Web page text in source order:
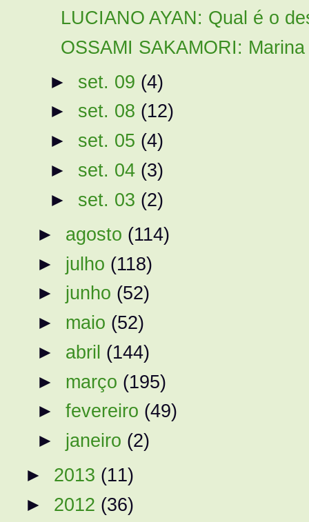
LUCIANO AYAN: Qual é o
OSSAMI SAKAMORI:
► set. 09 (4)
► set. 08 (12)
► set. 05 (4)
► set. 04 (3)
► set. 03 (2)
► agosto (114)
► julho (118)
► junho (52)
► maio (52)
► abril (144)
► março (195)
►fevereiro (49)
► janeiro (2)
► 2013 (11)
► 2012 (36)